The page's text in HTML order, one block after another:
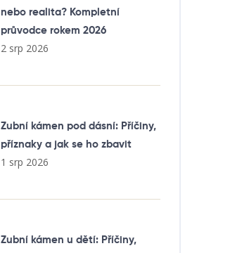
nebo realita? Kompletní
průvodce rokem 2026
2 srp 2026
Zubní kámen pod dásní: Příčiny,
příznaky a jak se ho zbavit
1 srp 2026
Zubní kámen u dětí: Příčiny,